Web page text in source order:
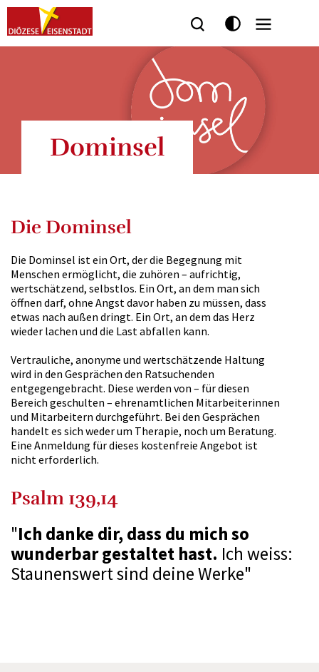
Dominsel
Die Dominsel
Die Dominsel ist ein Ort, der die Begegnung mit
Menschen ermöglicht, die zuhören – aufrichtig,
wertschätzend, selbstlos. Ein Ort, an dem man sich
öffnen darf, ohne Angst davor haben zu müssen, dass
etwas nach außen dringt. Ein Ort, an dem das Herz
wieder lachen und die Last abfallen kann.
Vertrauliche, anonyme und wertschätzende Haltung
wird in den Gesprächen den Ratsuchenden
entgegengebracht. Diese werden von – für diesen
Bereich geschulten – ehrenamtlichen Mitarbeiterinnen
und Mitarbeitern durchgeführt. Bei den Gesprächen
handelt es sich weder um Therapie, noch um Beratung.
Eine Anmeldung für dieses kostenfreie Angebot ist
nicht erforderlich.
Psalm 139,14
"Ich danke dir, dass du mich so
wunderbar gestaltet hast. Ich weiss:
Staunenswert sind deine Werke"